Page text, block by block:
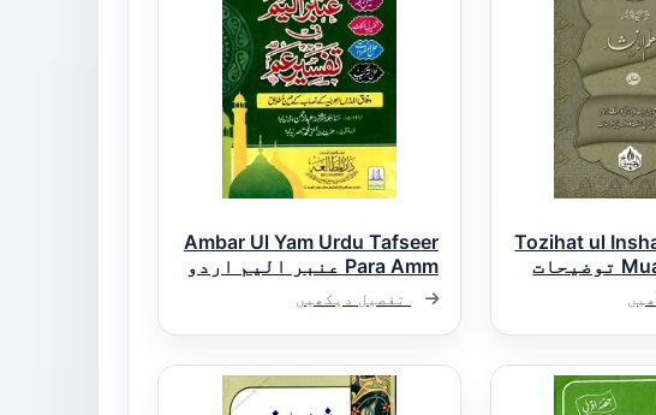
Tozihat ul
Muallim ul Insha توضیحات
شرح معلم
Ambar Ul Yam Urdu Tafseer
Para Amm عنبر الیم اردو
تفسیر پارہ 30
تفصیل دیکھیں